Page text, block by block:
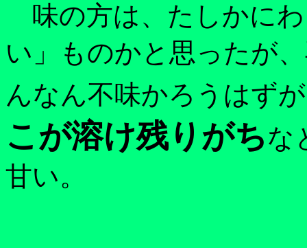
味の方は、たしかに
い」ものかと思ったが
んなん不味かろうはず
こが溶け残りがちな
甘い。